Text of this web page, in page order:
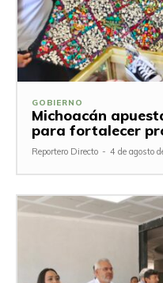
GOBIERNO
Michoacán
para fortalecer
Reportero Directo - 4 de agosto